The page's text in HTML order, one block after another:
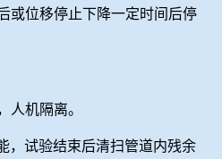
或位移停止下降一定时间后停
人机隔离。
，试验结束后清扫管道内残余